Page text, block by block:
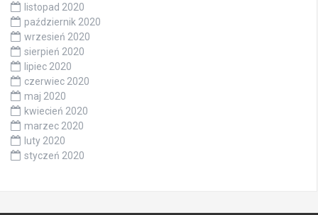
listopad 2020
październik 2020
wrzesień 2020
sierpień 2020
lipiec 2020
czerwiec 2020
maj 2020
kwiecień 2020
marzec 2020
luty 2020
styczeń 2020